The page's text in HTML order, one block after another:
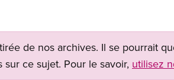
de nos archives. Il se pourrait
ce sujet. Pour le savoir, utilisez